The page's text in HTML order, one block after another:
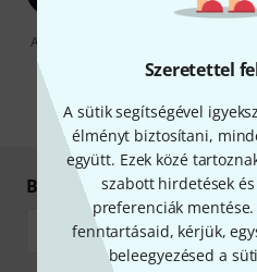
Szeretettel
A sütik segítségével
élményt biztosítani,
együtt. Ezek közé
szabott hirdetések
preferenciák
fenntartásaid, kérjük,
beleegyezésed a
A "Bejelentkezés" gombra kattintva
önnek hirdetéseket. Bármikor
információkat azdata
* Kitöltés
Biztonságos vásárlás és